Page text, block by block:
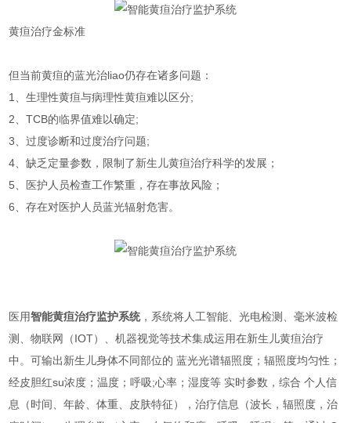
黄疸治疗金标准
但当前黄疸的蓝光治liao仍存在诸多问题：
1、生理性黄疸与病理性黄疸难以区分;
2、TCB的临界值难以确定;
3、过度诊断和过度治疗问题;
4、缺乏定量参数，限制了新生儿黄疸治疗科学的发展；
5、医护人员检查工作繁重，存在事故风险；
6、存在对医护人员蓝光辐射危害。
医用智能黄疸治疗监护系统，系统将人工智能、光电检测、毫米波检
测、物联网（IOT）、机器视觉等技术集成运用在新生儿黄疸治疗
中。可输出新生儿身体不同部位的 蓝光光谱辐照度；辐照度均匀性；
经皮胆红su浓度；温度；呼吸;心率；湿度等 实时参数，综合 个人信
息（时间、年龄、体重、皮肤特征），治疗信息（波长，辐照度，治